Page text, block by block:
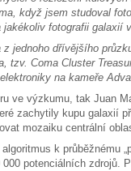
když jsem studoval
jakékoliv fotografii galaxií
z jednoho dřívějšího
tzv. Coma Cluster
na kameře
ve výzkumu, tak Juan
zachytily kupu galaxií
mozaiku centrální
k průběžnému
000 potenciálních zdrojů.